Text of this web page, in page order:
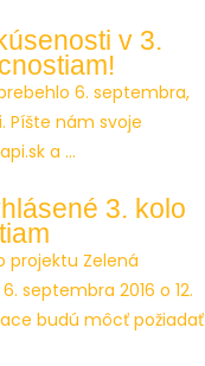
v 3.
6. septembra,
Píšte nám svoje
a ...
3. kolo
projektu Zelená
septembra 2016 o 12.
budú môcť požiadať